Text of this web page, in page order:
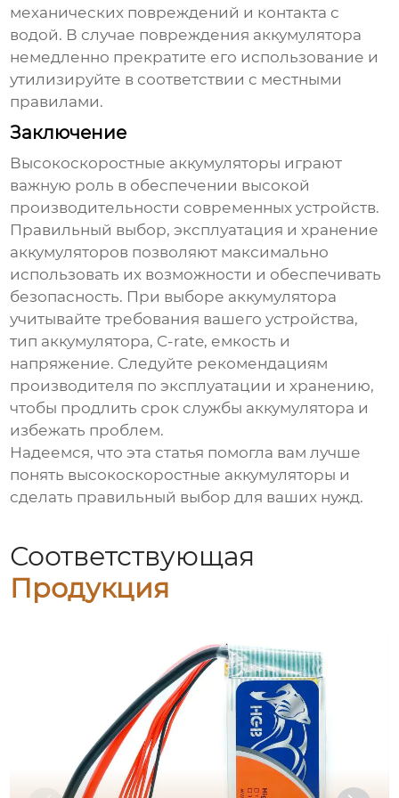
механических повреждений и контакта с
водой. В случае повреждения аккумулятора
немедленно прекратите его использование и
утилизируйте в соответствии с местными
правилами.
Заключение
Высокоскоростные аккумуляторы играют
важную роль в обеспечении высокой
производительности современных устройств.
Правильный выбор, эксплуатация и хранение
аккумуляторов позволяют максимально
использовать их возможности и обеспечивать
безопасность. При выборе аккумулятора
учитывайте требования вашего устройства,
тип аккумулятора, C-rate, емкость и
напряжение. Следуйте рекомендациям
производителя по эксплуатации и хранению,
чтобы продлить срок службы аккумулятора и
избежать проблем.
Надеемся, что эта статья помогла вам лучше
понять высокоскоростные аккумуляторы и
сделать правильный выбор для ваших нужд.
Соответствующая
Продукция